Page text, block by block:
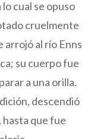
cual se opuso
cruelmente
arrojó al río Enns
su cuerpo fue
a una orilla.
descendió
que fue